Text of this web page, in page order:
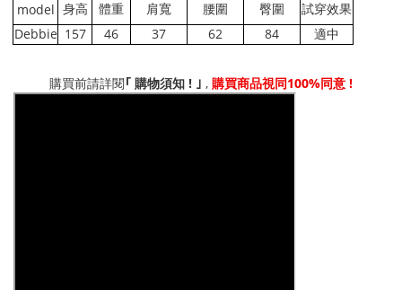
model 身高 體重 肩寬 腰圍 臀圍 試穿效果
Debbie 157 46 37 62 84 適中
購買前請詳閱 ｢ 購物須知 ! ｣ , 購買商品視同 100% 同意 !